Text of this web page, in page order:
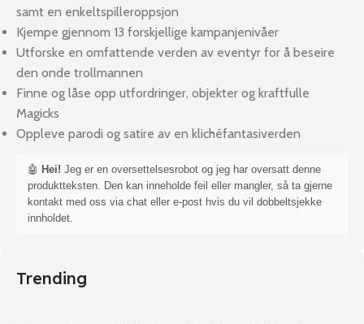
samt en enkeltspilleroppsjon
Kjempe gjennom 13 forskjellige kampanjenivåer
Utforske en omfattende verden av eventyr for å beseire
den onde trollmannen
Finne og låse opp utfordringer, objekter og kraftfulle
Magicks
Oppleve parodi og satire av en klichéfantasiverden
🤖 Hei! Jeg er en oversettelsesrobot og jeg har oversatt denne
produktteksten. Den kan inneholde feil eller mangler, så ta gjerne
kontakt med oss via chat eller e-post hvis du vil dobbeltsjekke
innholdet.
Trending